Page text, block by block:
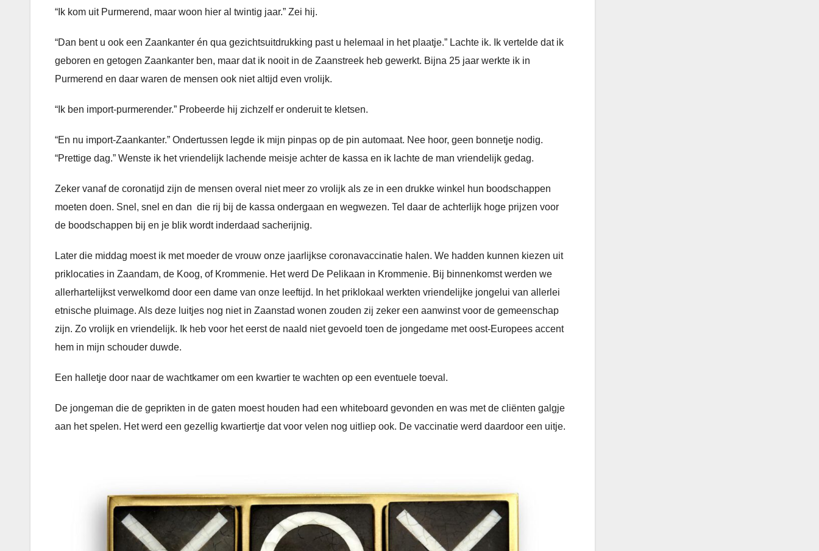
“Ik kom uit Purmerend, maar woon hier al twintig jaar.” Zei hij.
“Dan bent u ook een Zaankanter én qua gezichtsuitdrukking past u helemaal in het plaatje.” Lachte ik. Ik vertelde dat ik
geboren en getogen Zaankanter ben, maar dat ik nooit in de Zaanstreek heb gewerkt. Bijna 25 jaar werkte ik in
Purmerend en daar waren de mensen ook niet altijd even vrolijk.
“Ik ben import-purmerender.” Probeerde hij zichzelf er onderuit te kletsen.
“En nu import-Zaankanter.” Ondertussen legde ik mijn pinpas op de pin automaat. Nee hoor, geen bonnetje nodig.
“Prettige dag.” Wenste ik het vriendelijk lachende meisje achter de kassa en ik lachte de man vriendelijk gedag.
Zeker vanaf de coronatijd zijn de mensen overal niet meer zo vrolijk als ze in een drukke winkel hun boodschappen
moeten doen. Snel, snel en dan die rij bij de kassa ondergaan en wegwezen. Tel daar de achterlijk hoge prijzen voor
de boodschappen bij en je blik wordt inderdaad sacherijnig.
Later die middag moest ik met moeder de vrouw onze jaarlijkse coronavaccinatie halen. We hadden kunnen kiezen uit
priklocaties in Zaandam, de Koog, of Krommenie. Het werd De Pelikaan in Krommenie. Bij binnenkomst werden we
allerhartelijkst verwelkomd door een dame van onze leeftijd. In het priklokaal werkten vriendelijke jongelui van allerlei
etnische pluimage. Als deze luitjes nog niet in Zaanstad wonen zouden zij zeker een aanwinst voor de gemeenschap
zijn. Zo vrolijk en vriendelijk. Ik heb voor het eerst de naald niet gevoeld toen de jongedame met oost-Europees accent
hem in mijn schouder duwde.
Een halletje door naar de wachtkamer om een kwartier te wachten op een eventuele toeval.
De jongeman die de geprikten in de gaten moest houden had een whiteboard gevonden en was met de cliënten galgje
aan het spelen. Het werd een gezellig kwartiertje dat voor velen nog uitliep ook. De vaccinatie werd daardoor een uitje.